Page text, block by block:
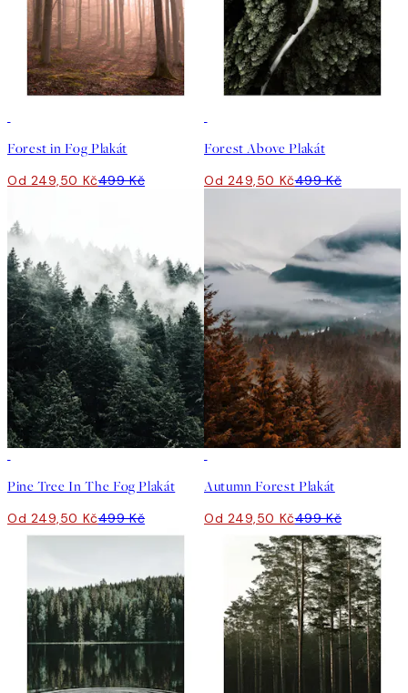
Forest in Fog Plakát
Od 249,50 Kč499 Kč
Forest Above Plakát
Od 249,50 Kč499 Kč
Pine Tree In The Fog Plakát
Od 249,50 Kč499 Kč
Autumn Forest Plakát
Od 249,50 Kč499 Kč